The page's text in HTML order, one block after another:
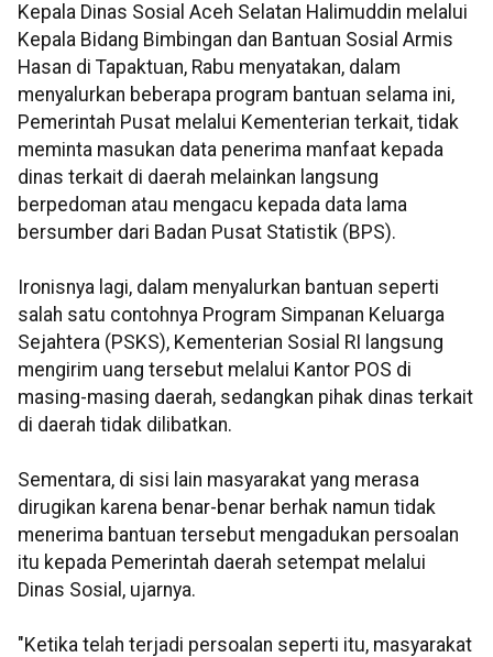
Kepala Dinas Sosial Aceh Selatan Halimuddin melalui
Kepala Bidang Bimbingan dan Bantuan Sosial Armis
Hasan di Tapaktuan, Rabu menyatakan, dalam
menyalurkan beberapa program bantuan selama ini,
Pemerintah Pusat melalui Kementerian terkait, tidak
meminta masukan data penerima manfaat kepada
dinas terkait di daerah melainkan langsung
berpedoman atau mengacu kepada data lama
bersumber dari Badan Pusat Statistik (BPS).
Ironisnya lagi, dalam menyalurkan bantuan seperti
salah satu contohnya Program Simpanan Keluarga
Sejahtera (PSKS), Kementerian Sosial RI langsung
mengirim uang tersebut melalui Kantor POS di
masing-masing daerah, sedangkan pihak dinas terkait
di daerah tidak dilibatkan.
Sementara, di sisi lain masyarakat yang merasa
dirugikan karena benar-benar berhak namun tidak
menerima bantuan tersebut mengadukan persoalan
itu kepada Pemerintah daerah setempat melalui
Dinas Sosial, ujarnya.
"Ketika telah terjadi persoalan seperti itu, masyarakat